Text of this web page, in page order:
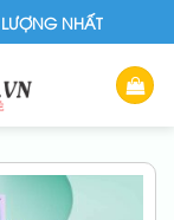
NHẤT